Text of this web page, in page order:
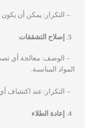
– التكرار: يمكن أن
إصلاح التشققات
– الوصف: معالجة أي
المواد المناسبة.
– التكرار: عند اكتشاف
إعادة الطلاء